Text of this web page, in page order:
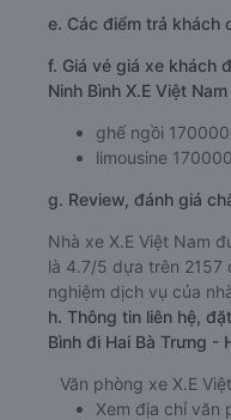
e. Các điểm trả khách
f. Giá vé giá xe khách
Ninh Bình X.E Việt Nam
ghế ngồi
limousine
g. Review, đánh giá
Nhà xe X.E Việt Nam
là 4.7/5 dựa trên 2157
nghiệm dịch vụ của
h. Thông tin liên hệ,
Bình đi Hai Bà Trưng -
Văn phòng xe X.E
Xem địa chỉ văn